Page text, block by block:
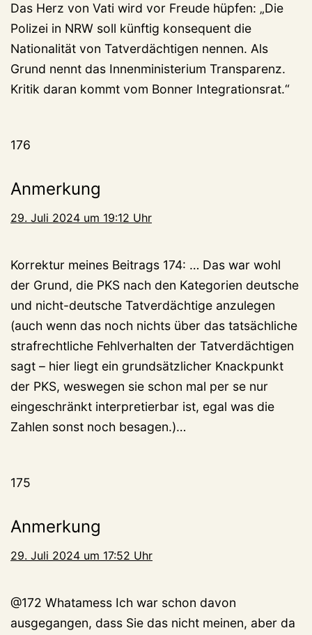
Das Herz von Vati wird vor Freude hüpfen: „Die
Polizei in NRW soll künftig konsequent die
Nationalität von Tatverdächtigen nennen. Als
Grund nennt das Innenministerium Transparenz.
Kritik daran kommt vom Bonner Integrationsrat.“
176
Anmerkung
29. Juli 2024 um 19:12 Uhr
Korrektur meines Beitrags 174: … Das war wohl
der Grund, die PKS nach den Kategorien deutsche
und nicht-deutsche Tatverdächtige anzulegen
(auch wenn das noch nichts über das tatsächliche
strafrechtliche Fehlverhalten der Tatverdächtigen
sagt – hier liegt ein grundsätzlicher Knackpunkt
der PKS, weswegen sie schon mal per se nur
eingeschränkt interpretierbar ist, egal was die
Zahlen sonst noch besagen.)…
175
Anmerkung
29. Juli 2024 um 17:52 Uhr
@172 Whatamess Ich war schon davon
ausgegangen, dass Sie das nicht meinen, aber da